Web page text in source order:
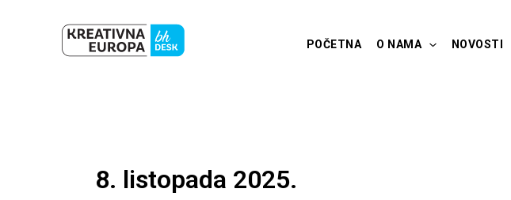
POČETNA O NAMA NOVOSTI
8. listopada 2025.